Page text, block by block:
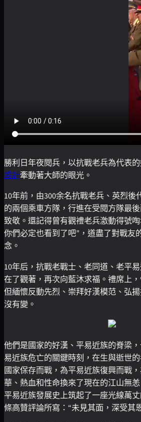
勝利日年夜閱兵，以抗戰老兵為代表
設計牽動著大師的眼光。
10年前，由300余名抗戰老兵、英烈後
的兩個乘車方隊，行進在受閱方隊最
致敬。還記得曾有觀禮老兵激動得號
你們必定也看到了吧”，道盡了對戰友
念。
10年后，抗戰老戰士、老同道、老平
在了觀著，再次向藍沐求福。禮席上
但緬懷反動先烈、崇拜好漢模范、弘
沒有變。
他們是國家的好漢、平易近族的脊梁
易近族危亡的關鍵時刻，在生與逝世
國家保存而戰，為平易近族復興而戰
華、熱血和性命換來了現在的江山無
平易近族發展史上筑起了一座光線萬
條高贊評論所寫：“未見其面，深受其